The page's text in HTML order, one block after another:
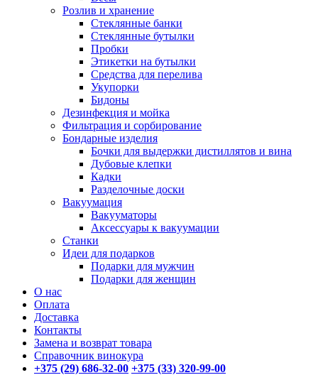
Розлив и хранение
Стеклянные банки
Стеклянные бутылки
Пробки
Этикетки на бутылки
Средства для перелива
Укупорки
Бидоны
Дезинфекция и мойка
Фильтрация и сорбирование
Бондарные изделия
Бочки для выдержки дистиллятов и вина
Дубовые клепки
Кадки
Разделочные доски
Вакуумация
Вакууматоры
Аксессуары к вакуумации
Станки
Идеи для подарков
Подарки для мужчин
Подарки для женщин
О нас
Оплата
Доставка
Контакты
Замена и возврат товара
Справочник винокура
+375 (29) 686-32-00 +375 (33) 320-99-00